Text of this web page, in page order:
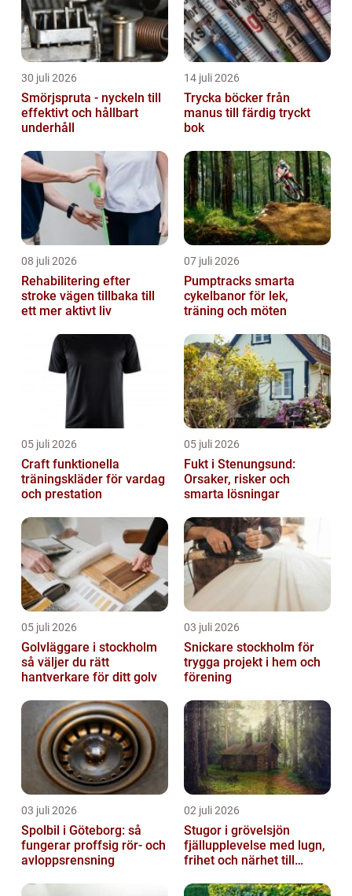
30 juli 2026
Smörjspruta - nyckeln till
effektivt och hållbart
underhåll
14 juli 2026
Trycka böcker från
manus till färdig tryckt
bok
08 juli 2026
Rehabilitering efter
stroke vägen tillbaka till
ett mer aktivt liv
07 juli 2026
Pumptracks smarta
cykelbanor för lek,
träning och möten
05 juli 2026
Craft funktionella
träningskläder för vardag
och prestation
05 juli 2026
Fukt i Stenungsund:
Orsaker, risker och
smarta lösningar
05 juli 2026
Golvläggare i stockholm
så väljer du rätt
hantverkare för ditt golv
03 juli 2026
Snickare stockholm för
trygga projekt i hem och
förening
03 juli 2026
Spolbil i Göteborg: så
fungerar proffsig rör- och
avloppsrensning
02 juli 2026
Stugor i grövelsjön
fjällupplevelse med lugn,
frihet och närhet till